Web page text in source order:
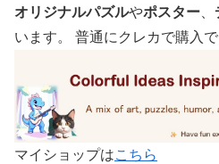
オリジナルパズルやポスター、
います。 普通にクレカで購入で
マイショップはこちら